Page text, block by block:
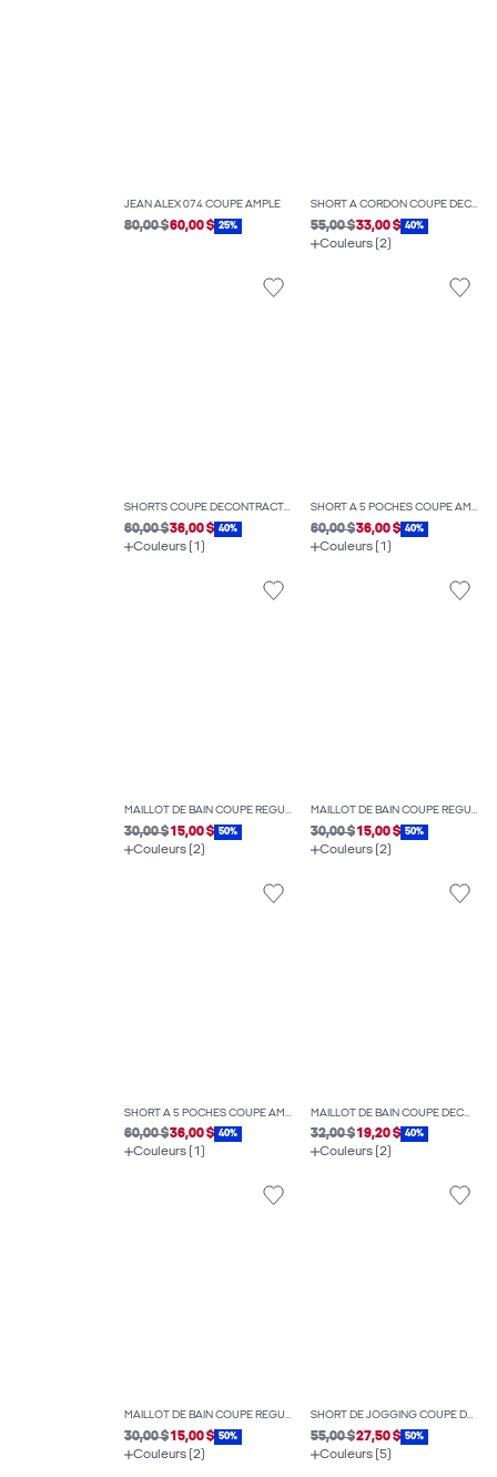
JEAN ALEX 074 COUPE AMPLE
80,00 $60,00 $ 25%
SHORT À CORDON COUPE DÉCONTRACTÉE
55,00 $33,00 $ 40%
Couleurs (2)
SHORTS COUPE DÉCONTRACTÉE
60,00 $36,00 $ 40%
Couleurs (1)
SHORT À 5 POCHES COUPE AMPLE
60,00 $36,00 $ 40%
Couleurs (1)
MAILLOT DE BAIN COUPE RÉGULIÈRE
30,00 $15,00 $ 50%
Couleurs (2)
MAILLOT DE BAIN COUPE RÉGULIÈRE
30,00 $15,00 $ 50%
Couleurs (2)
SHORT À 5 POCHES COUPE AMPLE
60,00 $36,00 $ 40%
Couleurs (1)
MAILLOT DE BAIN COUPE DÉCONTRACTÉE
32,00 $19,20 $ 40%
Couleurs (2)
MAILLOT DE BAIN COUPE RÉGULIÈRE
30,00 $15,00 $ 50%
Couleurs (2)
SHORT DE JOGGING COUPE DÉCONTRACTÉE
55,00 $27,50 $ 50%
Couleurs (5)